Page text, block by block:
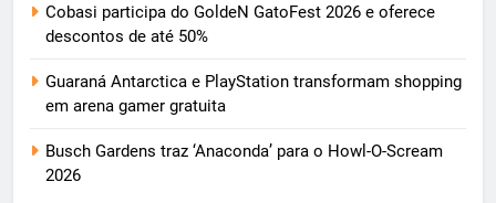
Cobasi participa do GoldeN GatoFest 2026 e oferece
descontos de até 50%
Guaraná Antarctica e PlayStation transformam shopping
em arena gamer gratuita
Busch Gardens traz ‘Anaconda’ para o Howl-O-Scream
2026